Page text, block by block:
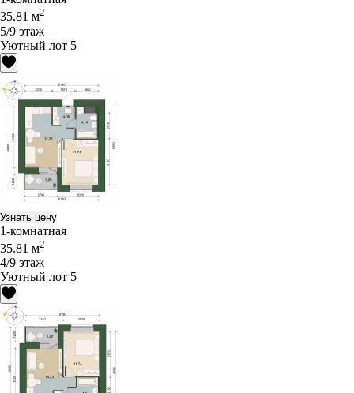
35.81 м2
5/9 этаж
Уютный лот 5
Узнать цену
1-комнатная
35.81 м2
4/9 этаж
Уютный лот 5